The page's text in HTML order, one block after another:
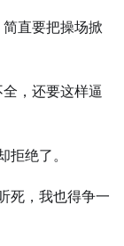
直要把操场掀
，还要这样逼
拒绝了。
死，我也得争一